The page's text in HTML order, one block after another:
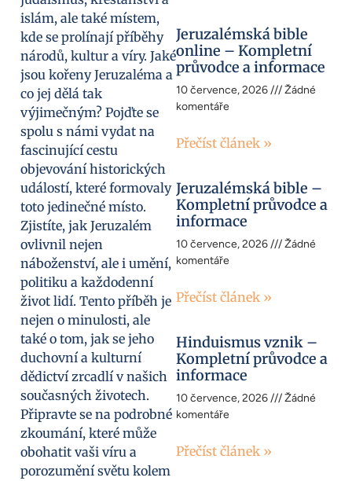
islám, ale také místem,
kde se prolínají příběhy
národů, kultur a víry. Jaké
jsou kořeny Jeruzaléma a
co jej dělá tak
výjimečným? Pojďte se
spolu s námi vydat na
fascinující cestu
objevování historických
událostí, které formovaly
toto jedinečné místo.
Zjistíte, jak Jeruzalém
ovlivnil nejen
náboženství, ale i umění,
politiku a každodenní
život lidí. Tento příběh je
nejen o minulosti, ale
také o tom, jak se jeho
duchovní a kulturní
dědictví zrcadlí v našich
současných životech.
Připravte se na podrobné
zkoumání, které může
obohatit vaši víru a
porozumění světu kolem
Jeruzalémská bible
online – Kompletní
průvodce a informace
10 července, 2026
Žádné
komentáře
Přečíst článek »
Jeruzalémská bible –
Kompletní průvodce a
informace
10 července, 2026
Žádné
komentáře
Přečíst článek »
Hinduismus vznik –
Kompletní průvodce a
informace
10 července, 2026
Žádné
komentáře
Přečíst článek »